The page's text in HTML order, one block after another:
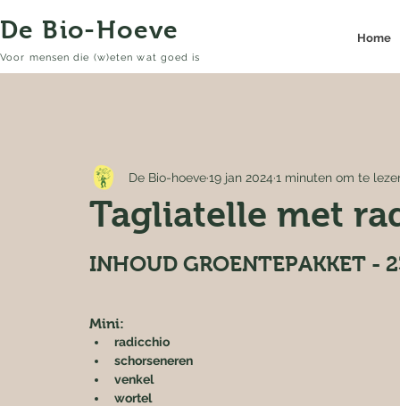
Tagliatelle met
De Bio-hoeve19 jan 2024 1 minuten om te
INHOUD GROENTEPAKKET -
Mini:
radicchio
schorseneren
venkel
wortel
De Bio-Hoeve
Voor mensen die (w)eten wat goed is
Home